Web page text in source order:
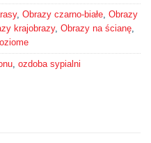
, Obrazy czarno-białe, Obrazy
krajobrazy, Obrazy na ścianę,
ozdoba sypialni